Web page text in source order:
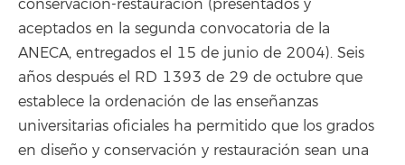
conservación-restauración (presentados y
aceptados en la segunda convocatoria de la
ANECA, entregados el 15 de junio de 2004). Seis
años después el RD 1393 de 29 de octubre que
establece la ordenación de las enseñanzas
universitarias oficiales ha permitido que los grados
en diseño y conservación y restauración sean una